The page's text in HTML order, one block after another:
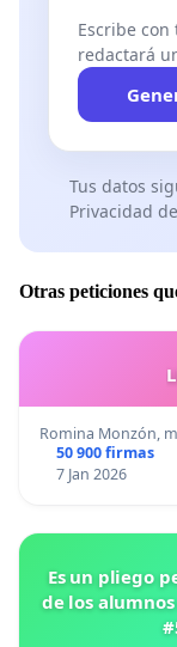
Escribe
redactará
Tus datos
Privacidad
Otras peticiones
Romina Monzón,
50 900 firmas
7 Jan 2026
Es un pliego
de los